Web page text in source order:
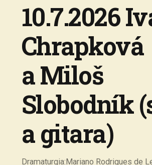
10.7.2026
Chrapková
a Miloš
Slobodník
a gitara)
Dramaturgia:Mariano Rodrigues de